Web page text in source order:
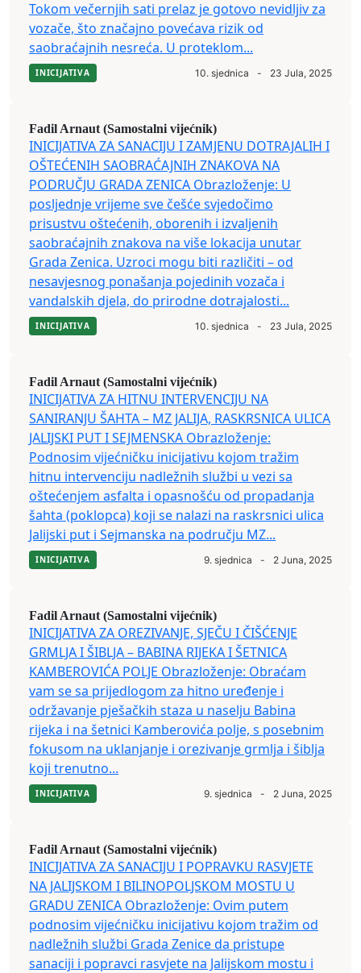
Tokom večernjih sati prelaz je gotovo nevidljiv za
vozače, što značajno povećava rizik od
saobraćajnih nesreća. U proteklom...
INICIJATIVA 10. sjednica - 23 Jula, 2025
Fadil Arnaut (Samostalni vijećnik)
INICIJATIVA ZA SANACIJU I ZAMJENU DOTRAJALIH I
OŠTEĆENIH SAOBRAĆAJNIH ZNAKOVA NA
PODRUČJU GRADA ZENICA Obrazloženje: U
posljednje vrijeme sve češće svjedočimo
prisustvu oštećenih, oborenih i izvaljenih
saobraćajnih znakova na više lokacija unutar
Grada Zenica. Uzroci mogu biti različiti – od
nesavjesnog ponašanja pojedinih vozača i
vandalskih djela, do prirodne dotrajalosti...
INICIJATIVA 10. sjednica - 23 Jula, 2025
Fadil Arnaut (Samostalni vijećnik)
INICIJATIVA ZA HITNU INTERVENCIJU NA
SANIRANJU ŠAHTA – MZ JALIJA, RASKRSNICA ULICA
JALIJSKI PUT I SEJMENSKA Obrazloženje:
Podnosim vijećničku inicijativu kojom tražim
hitnu intervenciju nadležnih službi u vezi sa
oštećenjem asfalta i opasnošću od propadanja
šahta (poklopca) koji se nalazi na raskrsnici ulica
Jalijski put i Sejmanska na području MZ...
INICIJATIVA 9. sjednica - 2 Juna, 2025
Fadil Arnaut (Samostalni vijećnik)
INICIJATIVA ZA OREZIVANJE, SJEČU I ČIŠĆENJE
GRMLJA I ŠIBLJA – BABINA RIJEKA I ŠETNICA
KAMBEROVIĆA POLJE Obrazloženje: Obraćam
vam se sa prijedlogom za hitno uređenje i
održavanje pješačkih staza u naselju Babina
rijeka i na šetnici Kamberovića polje, s posebnim
fokusom na uklanjanje i orezivanje grmlja i šiblja
koji trenutno...
INICIJATIVA 9. sjednica - 2 Juna, 2025
Fadil Arnaut (Samostalni vijećnik)
INICIJATIVA ZA SANACIJU I POPRAVKU RASVJETE
NA JALIJSKOM I BILINOPOLJSKOM MOSTU U
GRADU ZENICA Obrazloženje: Ovim putem
podnosim vijećničku inicijativu kojom tražim od
nadležnih službi Grada Zenice da pristupe
sanaciji i popravci rasvjete na Jalijskom mostu i